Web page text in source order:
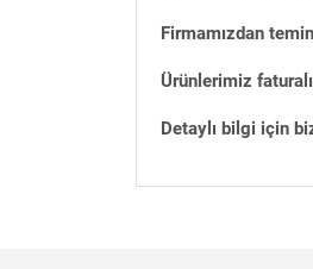
Firmamızdan
Ürünlerimiz
Detaylı bilgi için